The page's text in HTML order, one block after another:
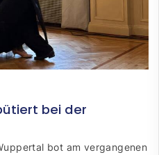
bei der
bot am vergangenen